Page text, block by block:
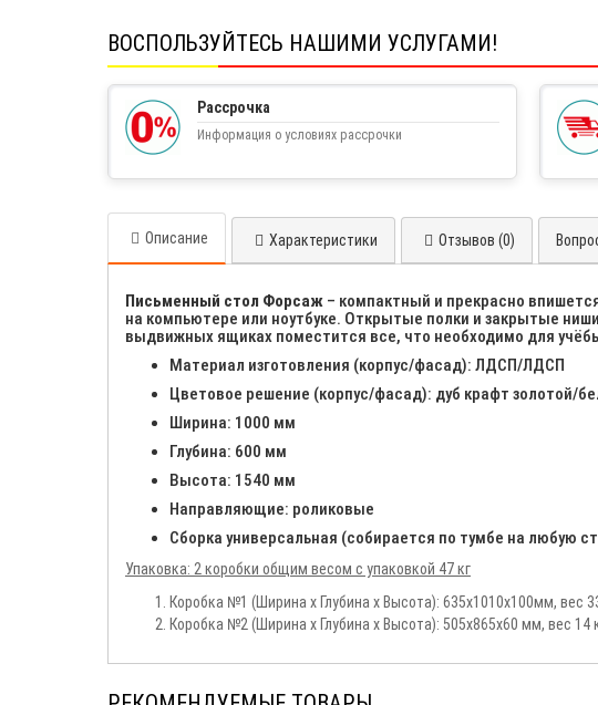
ВОСПОЛЬЗУЙТЕСЬ НАШИМИ УСЛУГАМИ!
Рассрочка
Информация о условиях рассрочки
Описание Характеристики Отзывов (0)
Письменный стол Форсаж – компактный и прекрасно
на компьютере или ноутбуке. Открытые полки и закрытые
выдвижных ящиках поместится все, что необходимо для
Материал изготовления (корпус/фасад): ЛДСП/ЛДСП
Цветовое решение (корпус/фасад): дуб крафт золотой/
Ширина: 1000 мм
Глубина: 600 мм
Высота: 1540 мм
Направляющие: роликовые
Сборка универсальная (собирается по тумбе на любую
Упаковка: 2 коробки общим весом с упаковкой 47 кг
Коробка №1 (Ширина х Глубина х Высота): 635x1010x100мм, вес
Коробка №2 (Ширина х Глубина х Высота): 505x865x60 мм, вес 14